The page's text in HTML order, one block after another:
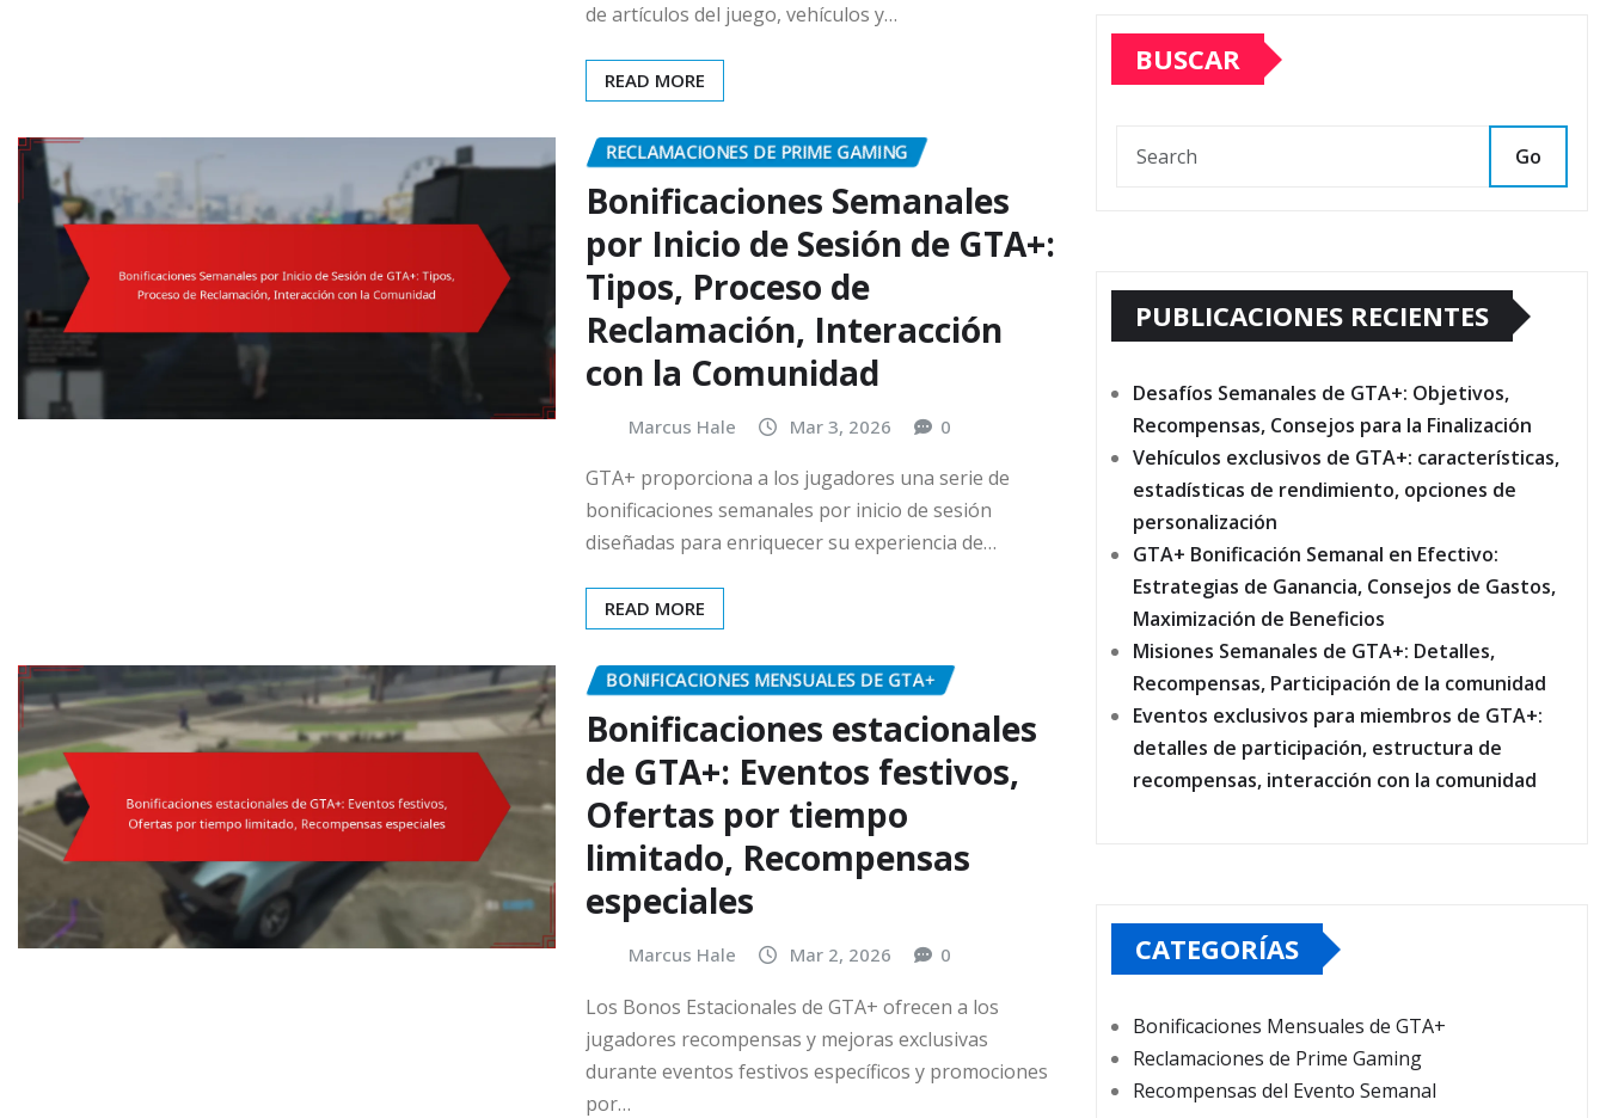
de artículos del juego, vehículos y…
READ MORE
RECLAMACIONES DE PRIME GAMING
Bonificaciones Semanales
por Inicio de Sesión de GTA+:
Tipos, Proceso de
Reclamación, Interacción
con la Comunidad
Marcus Hale Mar 3, 2026 0
GTA+ proporciona a los jugadores una serie de
bonificaciones semanales por inicio de sesión
diseñadas para enriquecer su experiencia de…
READ MORE
BONIFICACIONES MENSUALES DE GTA+
Bonificaciones estacionales
de GTA+: Eventos festivos,
Ofertas por tiempo
limitado, Recompensas
especiales
Marcus Hale Mar 2, 2026 0
Los Bonos Estacionales de GTA+ ofrecen a los
jugadores recompensas y mejoras exclusivas
durante eventos festivos específicos y promociones
por…
BUSCAR
Go
PUBLICACIONES RECIENTES
Desafíos Semanales de GTA+: Objetivos,
Recompensas, Consejos para la Finalización
Vehículos exclusivos de GTA+: características,
estadísticas de rendimiento, opciones de
personalización
GTA+ Bonificación Semanal en Efectivo:
Estrategias de Ganancia, Consejos de Gastos,
Maximización de Beneficios
Misiones Semanales de GTA+: Detalles,
Recompensas, Participación de la comunidad
Eventos exclusivos para miembros de GTA+:
detalles de participación, estructura de
recompensas, interacción con la comunidad
CATEGORÍAS
Bonificaciones Mensuales de GTA+
Reclamaciones de Prime Gaming
Recompensas del Evento Semanal